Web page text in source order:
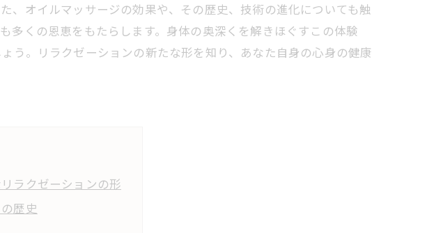
、オイルマッサージの効果や、その歴史、技術の進化についても触
多くの恩恵をもたらします。身体の奥深くを解きほぐすこの体験
う。リラクゼーションの新たな形を知り、あなた自身の心身の健康
ラクゼーションの形
歴史